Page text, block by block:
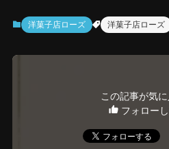
洋菓子店ローズ 洋菓子店ローズ
この記事が気
フォローし